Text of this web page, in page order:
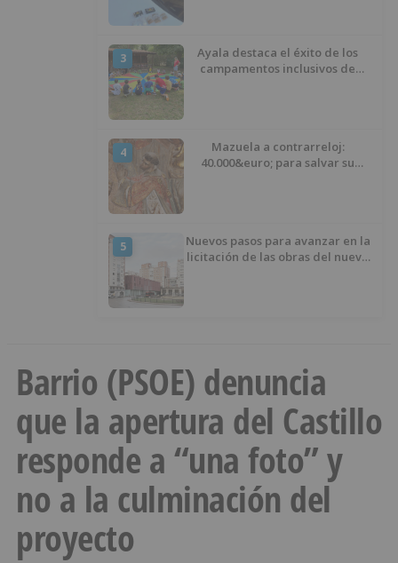
3
Ayala destaca el éxito de los
campamentos inclusivos de
4
Mazuela a contrarreloj:
40.000&euro; para salvar su
5
Nuevos pasos para avanzar en la
licitación de las obras del nuevo
Barrio (PSOE) denuncia
que la apertura del Castillo
responde a “una foto” y
no a la culminación del
proyecto